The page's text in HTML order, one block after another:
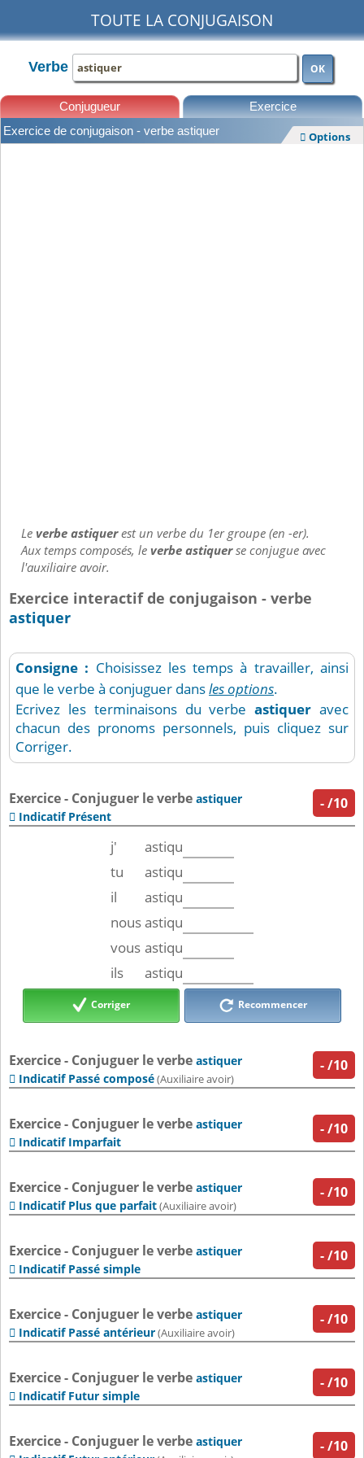
TOUTE LA CONJUGAISON
Verbe OK
Conjugueur Exercice
Exercice de conjugaison - verbe astiquer  Options
Leverbe astiquerest un verbe du 1er groupe (en -er).
Aux temps composés, leverbe astiquerse conjugue avec
l'auxiliaire avoir.
Exercice interactif de conjugaison - verbe
astiquer
Consigne : Choisissez les temps à travailler, ainsi
que le verbe à conjuguer dansles options.
Ecrivez les terminaisons du verbeastiquer avec
chacun des pronoms personnels, puis cliquez sur
Corriger.
-/10
Exercice - Conjuguer le verbe astiquer
 Indicatif Présent
j'
astiqu
tu
astiqu
il
astiqu
nousastiqu
vous astiqu
ils
astiqu
Corriger Recommencer
-/10
Exercice - Conjuguer le verbe astiquer
 Indicatif Passé composé(Auxiliaire avoir)
-/10
Exercice - Conjuguer le verbe astiquer
 Indicatif Imparfait
-/10
Exercice - Conjuguer le verbe astiquer
 Indicatif Plus que parfait(Auxiliaire avoir)
-/10
Exercice - Conjuguer le verbe astiquer
 Indicatif Passé simple
-/10
Exercice - Conjuguer le verbe astiquer
 Indicatif Passé antérieur(Auxiliaire avoir)
-/10
Exercice - Conjuguer le verbe astiquer
 Indicatif Futur simple
-/10
Exercice - Conjuguer le verbe astiquer